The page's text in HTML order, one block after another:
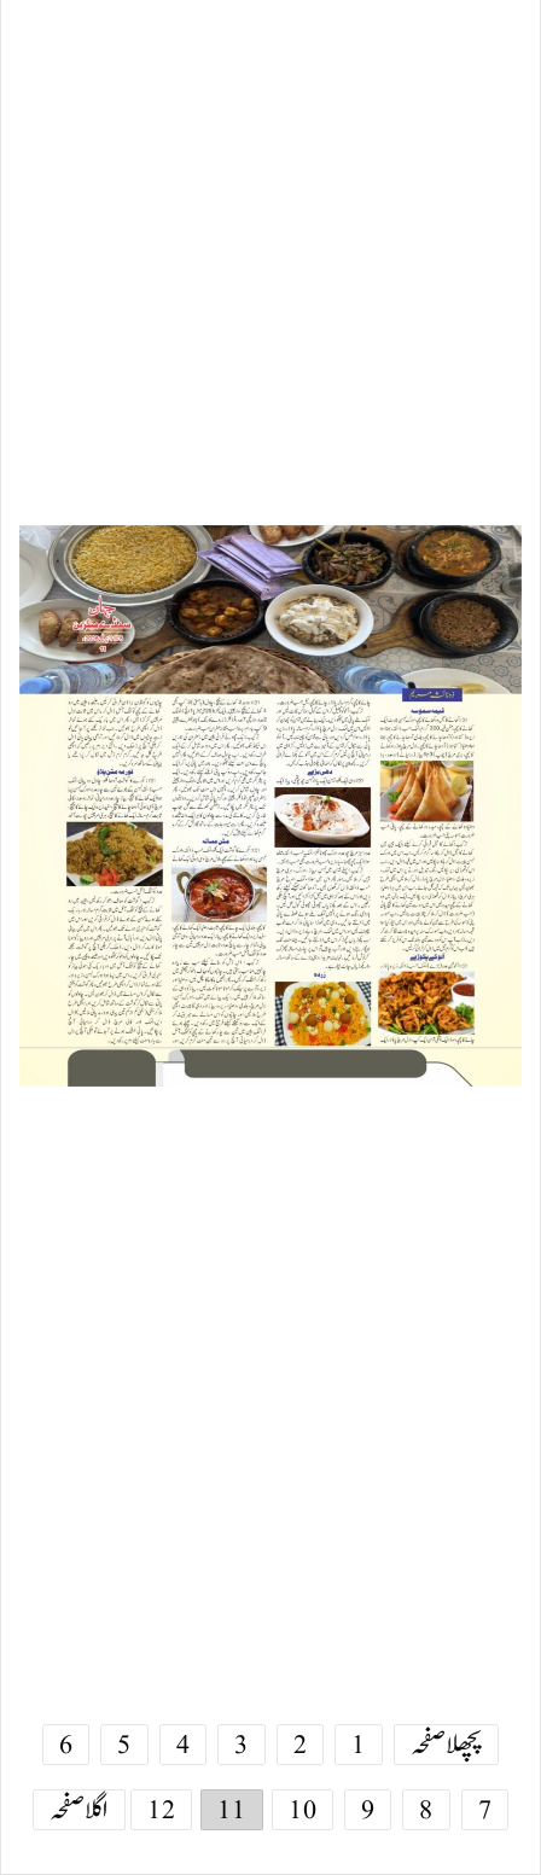
پچھلا صفحہ 1
2
3
4
5
6
7
8
9
10
11
12 اگلا صفحہ